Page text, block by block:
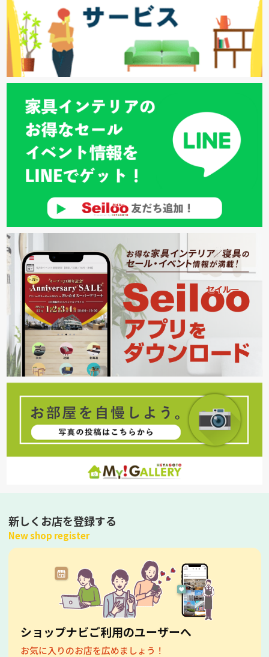
新しくお店を登録する
New shop register
ショップナビご利用のユーザーへ
お気に入りのお店を広めましょう！